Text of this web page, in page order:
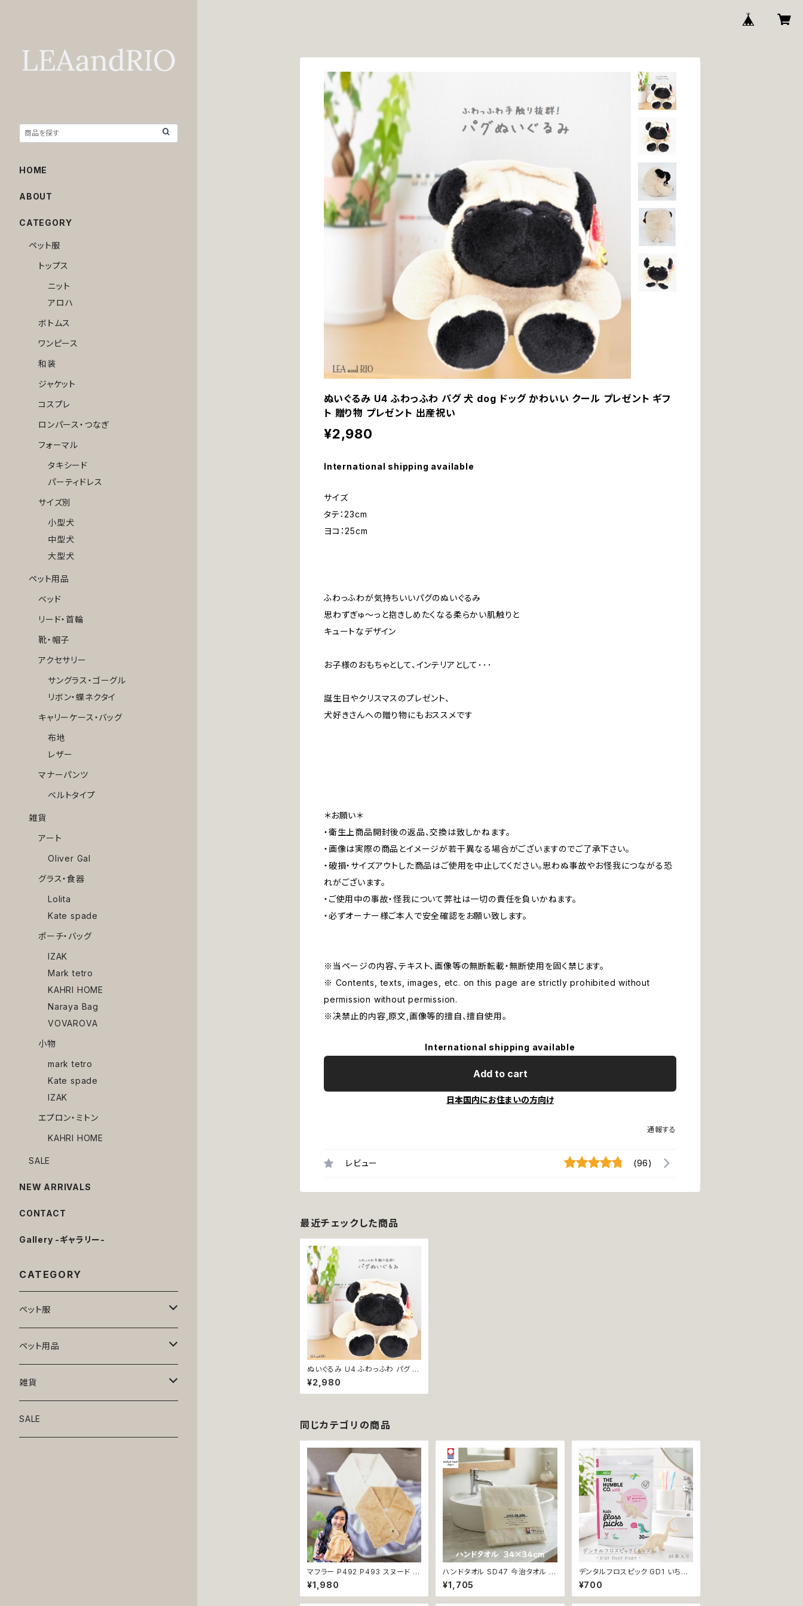
ぬいぐるみ U4 ふわっふわ パグ 犬 dog ドッグ かわいい クール プレゼント ギフ
ト 贈り物 プレゼント 出産祝い
¥2,980
International shipping available
サイズ
タテ：23cm
ヨコ：25cm
ふわっふわが気持ちいいパグのぬいぐるみ
思わずぎゅ～っと抱きしめたくなる柔らかい肌触りと
キュートなデザイン
お子様のおもちゃとして、インテリアとして･･･
誕生日やクリスマスのプレゼント、
犬好きさんへの贈り物にもおススメです
＊お願い＊
・衛生上商品開封後の返品、交換は致しかねます。
・画像は実際の商品とイメージが若干異なる場合がございますのでご了承下さい。
・破損・サイズアウトした商品はご使用を中止してください。思わぬ事故やお怪我につながる恐
れがございます。
・ご使用中の事故・怪我について弊社は一切の責任を負いかねます。
・必ずオーナー様ご本人で安全確認をお願い致します。
※当ページの内容、テキスト、画像等の無断転載・無断使用を固く禁じます。
※ Contents, texts, images, etc. on this page are strictly prohibited without
permission without permission.
※决禁止的内容,原文,画像等的擅自、擅自使用。
International shipping available
Add to cart
日本国内にお住まいの方向け
通報する
レビュー (96)
最近チェックした商品
ぬいぐるみ U4 ふわっふわ パグ 犬
dog ドッグ かわいい クール プレ
ゼント ギフト 贈り物 プレゼント 出
産祝い
¥2,980
同じカテゴリの商品
マフラー P492 P493 スヌード レ
ディース 無地 秋 冬 秋冬 誕生日
プレゼント クリスマスプレゼント
暖かい 防寒 おしゃれ かわいい 可
¥1,980
ハンドタオル SD47 今治タオル タ
オル 34×34cm Imabari Tirer
白 アイボリー ラムコ糸 インド綿
贅沢タオル 高級 シンプル 日本製
¥1,705
デンタルフロスピック GD1 いちご
フレーバーデンタルフロス THE H
UMBLE CO. 30本入り いちごフ
レーバー 恐竜 フロス 歯間 虫歯
¥700
HOME
ABOUT
CATEGORY
ペット服
トップス
ニット
アロハ
ボトムス
ワンピース
和装
ジャケット
コスプレ
ロンパース・つなぎ
フォーマル
タキシード
パーティドレス
サイズ別
小型犬
中型犬
大型犬
ペット用品
ベッド
リード・首輪
靴・帽子
アクセサリー
サングラス・ゴーグル
リボン・蝶ネクタイ
キャリーケース・バッグ
布地
レザー
マナーパンツ
ベルトタイプ
雑貨
アート
Oliver Gal
グラス・食器
Lolita
Kate spade
ポーチ・バッグ
IZAK
Mark tetro
KAHRI HOME
Naraya Bag
VOVAROVA
小物
mark tetro
Kate spade
IZAK
エプロン・ミトン
KAHRI HOME
SALE
NEW ARRIVALS
CONTACT
Gallery -ギャラリー-
CATEGORY
ペット服
トップス
ニット
アロハ
ボトムス
ワンピース
ペット用品
ベッド
リード・首輪
雑貨
アート
SALE